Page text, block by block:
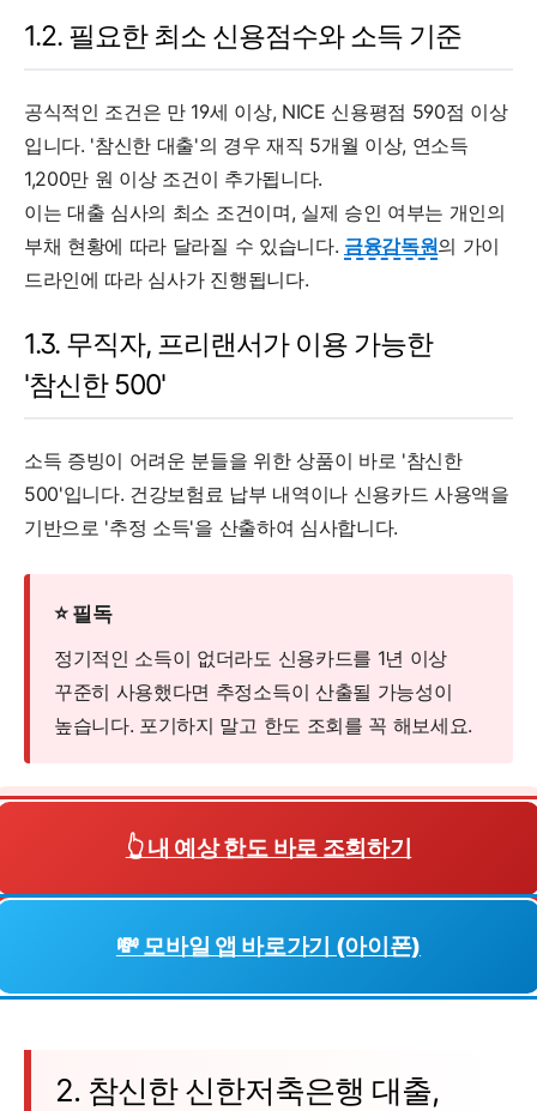
1.2. 필요한 최소 신용점수와 소득 기준
공식적인 조건은 만 19세 이상, NICE 신용평점 590점 이상
입니다. '참신한 대출'의 경우 재직 5개월 이상, 연소득
1,200만 원 이상 조건이 추가됩니다.
이는 대출 심사의 최소 조건이며, 실제 승인 여부는 개인의
부채 현황에 따라 달라질 수 있습니다. 금융감독원의 가이
드라인에 따라 심사가 진행됩니다.
1.3. 무직자, 프리랜서가 이용 가능한
'참신한 500'
소득 증빙이 어려운 분들을 위한 상품이 바로 '참신한
500'입니다. 건강보험료 납부 내역이나 신용카드 사용액을
기반으로 '추정 소득'을 산출하여 심사합니다.
⭐ 필독
정기적인 소득이 없더라도 신용카드를 1년 이상
꾸준히 사용했다면 추정소득이 산출될 가능성이
높습니다. 포기하지 말고 한도 조회를 꼭 해보세요.
👆 내 예상 한도 바로 조회하기
💸 모바일 앱 바로가기 (아이폰)
2. 참신한 신한저축은행 대출,